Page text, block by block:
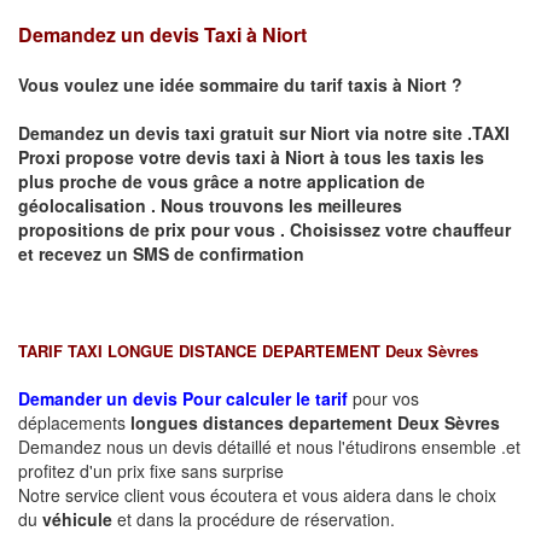
Demandez un devis Taxi à Niort
Vous voulez une idée sommaire du tarif taxis à Niort ?
Demandez un devis taxi gratuit sur Niort via notre site .TAXI
Proxi propose votre devis taxi à Niort à tous les taxis les
plus proche de vous grâce a notre application de
géolocalisation . Nous trouvons les meilleures
propositions de prix pour vous . Choisissez votre chauffeur
et recevez un SMS de confirmation
TARIF TAXI LONGUE DISTANCE DEPARTEMENT Deux Sèvres
Demander un devis Pour calculer le tarif pour vos
déplacements longues distances departement Deux Sèvres
Demandez nous un devis détaillé et nous l'étudirons ensemble .et
profitez d'un prix fixe sans surprise
Notre service client vous écoutera et vous aidera dans le choix
du véhicule et dans la procédure de réservation.